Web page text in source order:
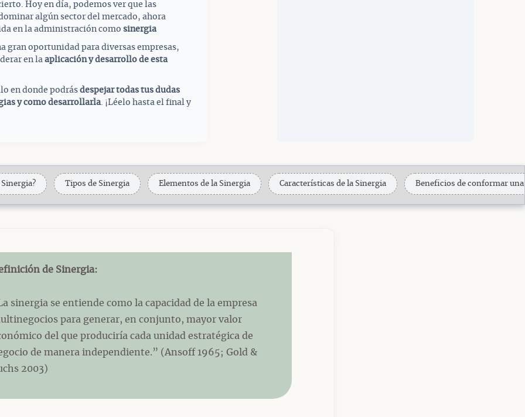
Hoy en día, podemos ver que las
algún sector del mercado, ahora
en la administración como sinergia
gran oportunidad para diversas empresas,
en la aplicación y desarrollo de esta
en donde podrás despejar todas tus dudas
y como desarrollarla. ¡Léelo hasta el final y
Tipos de Sinergia Elementos de la Sinergia Características de la Sinergia Beneficios de conformar
de Sinergia:
sinergia se entiende como la capacidad de la empresa
para generar, en conjunto, mayor valor
del que produciría cada unidad estratégica de
de manera independiente.” (Ansoff 1965; Gold &
2003)